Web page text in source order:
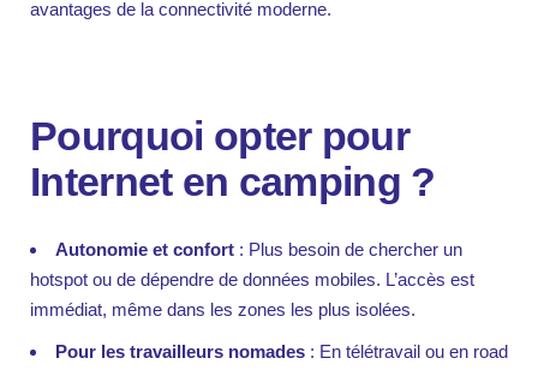
avantages de la connectivité moderne.
Pourquoi opter pour
Internet en camping ?
Autonomie et confort : Plus besoin de chercher un
hotspot ou de dépendre de données mobiles. L’accès est
immédiat, même dans les zones les plus isolées.
Pour les travailleurs nomades : En télétravail ou en road